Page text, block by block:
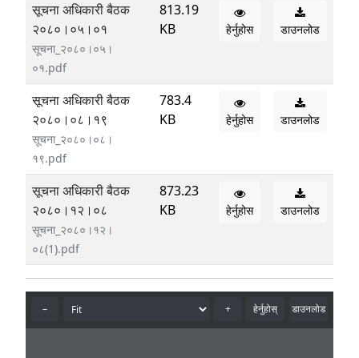
सूचना अधिकारी बैठक
२०८०।०५।०१
सूचना_२०८०।०५।
०१.pdf
813.19
KB
हेर्नुहोस डाउनलोड
सूचना अधिकारी बैठक
२०८०।०८।१९
सूचना_२०८०।०८।
१९.pdf
783.4
KB
हेर्नुहोस डाउनलोड
सूचना अधिकारी बैठक
२०८०।१२।०८
सूचना_२०८०।१२।
०८(1).pdf
873.23
KB
हेर्नुहोस डाउनलोड